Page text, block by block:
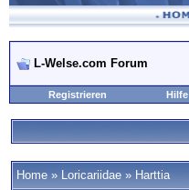
L-Welse.com Forum
Registrieren Hilfe
Home » Loricariidae » Harttia